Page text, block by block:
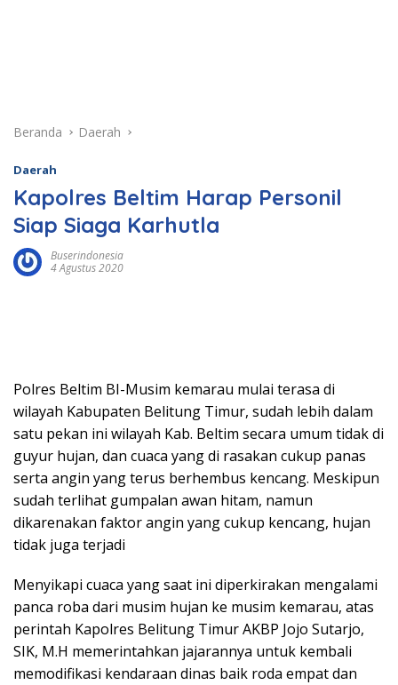
Beranda Daerah
Daerah
Kapolres Beltim Harap Personil
Siap Siaga Karhutla
Buserindonesia
4 Agustus 2020
Polres Beltim BI-Musim kemarau mulai terasa di
wilayah Kabupaten Belitung Timur, sudah lebih dalam
satu pekan ini wilayah Kab. Beltim secara umum tidak di
guyur hujan, dan cuaca yang di rasakan cukup panas
serta angin yang terus berhembus kencang. Meskipun
sudah terlihat gumpalan awan hitam, namun
dikarenakan faktor angin yang cukup kencang, hujan
tidak juga terjadi
Menyikapi cuaca yang saat ini diperkirakan mengalami
panca roba dari musim hujan ke musim kemarau, atas
perintah Kapolres Belitung Timur AKBP Jojo Sutarjo,
SIK, M.H memerintahkan jajarannya untuk kembali
memodifikasi kendaraan dinas baik roda empat dan